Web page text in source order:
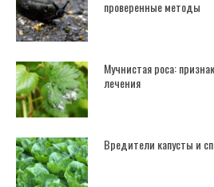
проверенные методы
Мучнистая роса:
лечения
Вредители капусты и